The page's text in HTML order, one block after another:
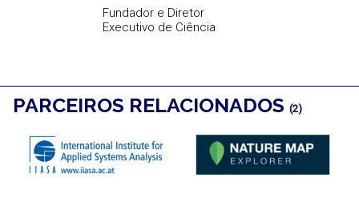
Fundador e Diretor
Executivo de Ciência
PARCEIROS RELACIONADOS (2)